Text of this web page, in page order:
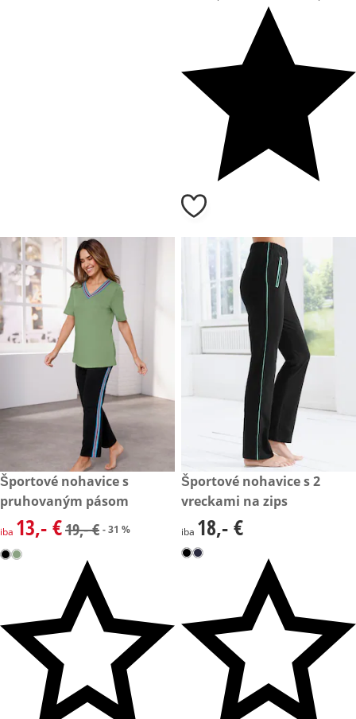
zľavnená cena: 13,- €, predchádzajúca cena: 19,- €
- 31 %
Športové nohavice s
pruhovaným pásom
zľavnená cena: 13,- €, predchádzajúca cena: 19,- €
iba 13,- €19,- € - 31 %
18,- €
Športové nohavice s 2
vreckami na zips
18,- €
iba 18,- €